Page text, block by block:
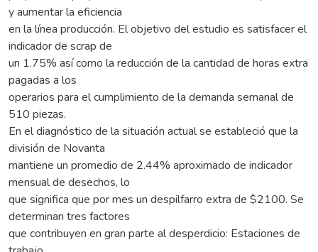
y aumentar la eficiencia
en la línea producción. El objetivo del estudio es satisfacer el
indicador de scrap de
un 1.75% así como la reducción de la cantidad de horas extra
pagadas a los
operarios para el cumplimiento de la demanda semanal de
510 piezas.
En el diagnóstico de la situación actual se estableció que la
división de Novanta
mantiene un promedio de 2.44% aproximado de indicador
mensual de desechos, lo
que significa que por mes un despilfarro extra de $2100. Se
determinan tres factores
que contribuyen en gran parte al desperdicio: Estaciones de